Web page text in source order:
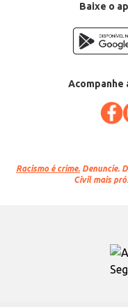
Baixe o
Acompanhe
Racismo é crime. Denuncie.
Civil mais